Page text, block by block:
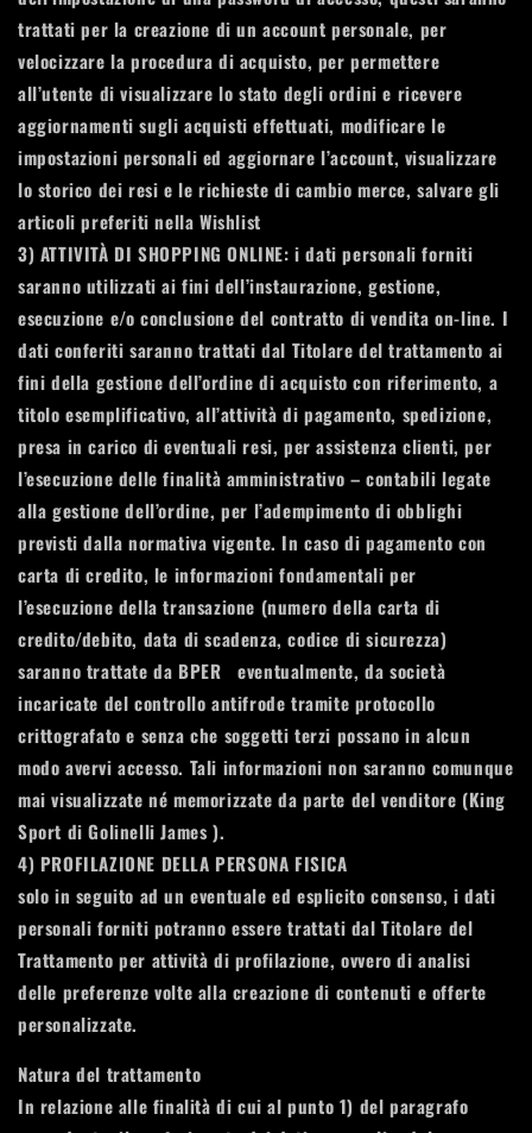
trattati per la creazione di un account personale, per
velocizzare la procedura di acquisto, per permettere
all’utente di visualizzare lo stato degli ordini e ricevere
aggiornamenti sugli acquisti effettuati, modificare le
impostazioni personali ed aggiornare l’account, visualizzare
lo storico dei resi e le richieste di cambio merce, salvare gli
articoli preferiti nella Wishlist
3) ATTIVITÀ DI SHOPPING ONLINE: i dati personali forniti
saranno utilizzati ai fini dell’instaurazione, gestione,
esecuzione e/o conclusione del contratto di vendita on-line. I
dati conferiti saranno trattati dal Titolare del trattamento ai
fini della gestione dell’ordine di acquisto con riferimento, a
titolo esemplificativo, all’attività di pagamento, spedizione,
presa in carico di eventuali resi, per assistenza clienti, per
l’esecuzione delle finalità amministrativo – contabili legate
alla gestione dell’ordine, per l’adempimento di obblighi
previsti dalla normativa vigente. In caso di pagamento con
carta di credito, le informazioni fondamentali per
l’esecuzione della transazione (numero della carta di
credito/debito, data di scadenza, codice di sicurezza)
saranno trattate da BPER eventualmente, da società
incaricate del controllo antifrode tramite protocollo
crittografato e senza che soggetti terzi possano in alcun
modo avervi accesso. Tali informazioni non saranno comunque
mai visualizzate né memorizzate da parte del venditore (King
Sport di Golinelli James ).
4) PROFILAZIONE DELLA PERSONA FISICA
solo in seguito ad un eventuale ed esplicito consenso, i dati
personali forniti potranno essere trattati dal Titolare del
Trattamento per attività di profilazione, ovvero di analisi
delle preferenze volte alla creazione di contenuti e offerte
personalizzate.
Natura del trattamento
In relazione alle finalità di cui al punto 1) del paragrafo